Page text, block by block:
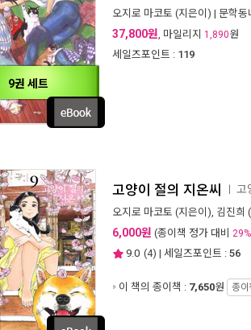
9권 세트
오지로 마코토 (지은이) | 문학동
37,800원, 마일리지 1,890원
세일즈포인트 : 119
고양이 절의 지온씨 고
오지로 마코토 (지은이), 김진희
6,000원 (종이책 정가 대비 29%
9.0 (4) | 세일즈포인트 : 56
이 책의 종이책 : 7,650원 종이